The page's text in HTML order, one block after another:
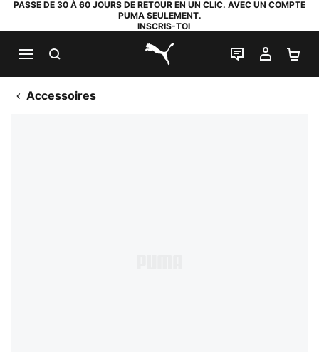
PASSE DE 30 À 60 JOURS DE RETOUR EN UN CLIC. AVEC UN COMPTE
PUMA SEULEMENT.
INSCRIS-TOI
PUMA.com
LIVE CHAT
MON
Accessoires